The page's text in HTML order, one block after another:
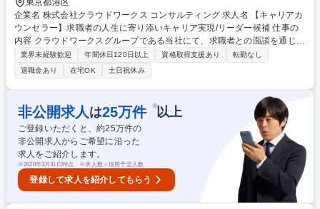
東京都港区
企業名 株式会社クラウドワークス コンサルティング 求人名 【キャリアカ
ウンセラー】求職者の人生に寄り添いキャリア実現/リーダー候補 仕事の
内容 クラウドワークスグループである当社にて、求職者との面談を通じて
求職者の本音を引き出し、転職先企業との最適なマッチングを行い人生の
選択を支援するキャリアカウンセラーとしてご活躍頂きます。 【詳細】■
求職者へのキャリア面談・ヒアリング■スキル・希望に応じた企業・案件
の提案■面談調整・選考フォロー■転職・就業後のフォローアップ★「介在
価値」を圧倒的なリターンに変える。私たちは求職者の人生を導き、企業
の成長を加速させるコンサルタント集団です。成果に見合う報酬、どこで
も通用する「人材のプロ」としてのスキル。両方を最高の環境で手に入れ
ませんか？変更の範囲：当社業務全般 募集職種 【キャリアカウンセラ
ー】求職者の人生に寄り添いキャリア実現/リーダー候補
業界未経験歓迎 年間休日120日以上 資格取得支援あり
転勤なし
退職金あり
在宅OK 土日祝休み
非公開求人 は25万件 ※以上
ご登録いただくと、約25万件の
非公開求人からご希望に沿った
求人をご紹介します。
※2026年3月31日時点 ※求人数＝採用予定人数
登録して求人を紹介してもらう